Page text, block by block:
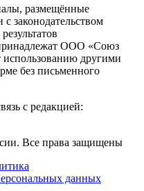
размещённые
с законодательством
принадлежат ООО «Союз
использованию другими
без письменного
с редакцией:
Все права защищены
данных